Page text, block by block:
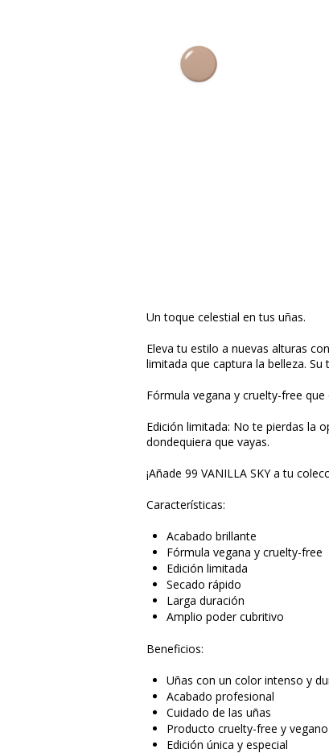
Un toque celestial en tus uñas.
Eleva tu estilo a nuevas alturas
limitada que captura la belleza.
Fórmula vegana y cruelty-free
Edición limitada: No te pierdas la
dondequiera que vayas.
¡Añade 99 VANILLA SKY a tu
Características:
Acabado brillante
Fórmula vegana y cruelty-free
Edición limitada
Secado rápido
Larga duración
Amplio poder cubritivo
Beneficios:
Uñas con un color intenso y
Acabado profesional
Cuidado de las uñas
Producto cruelty-free y vegano
Edición única y especial